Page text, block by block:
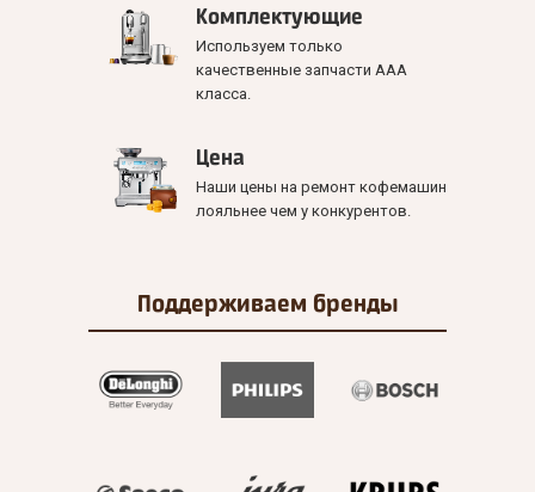
Комплектующие
Используем только
качественные запчасти ААА
класса.
Цена
Наши цены на ремонт кофемашин
лояльнее чем у конкурентов.
Поддерживаем бренды